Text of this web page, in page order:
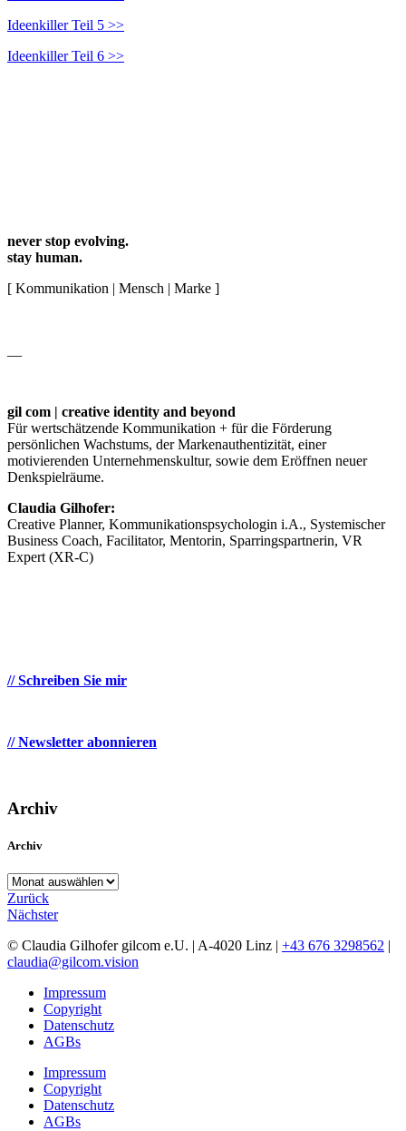
Ideenkiller Teil 5 >>
Ideenkiller Teil 6 >>
never stop evolving.
stay human.
[ Kommunikation | Mensch | Marke ]
gil com | creative identity and beyond
Für wertschätzende Kommunikation + für die Förderung
persönlichen Wachstums, der Markenauthentizität, einer
motivierenden Unternehmenskultur, sowie dem Eröffnen neuer
Denkspielräume.
Claudia Gilhofer:
Creative Planner, Kommunikationspsychologin i.A., Systemischer
Business Coach, Facilitator, Mentorin, Sparringspartnerin, VR
Expert (XR-C)
// Schreiben Sie mir
// Newsletter abonnieren
Archiv
Archiv
Archiv
Zurück
Nächster
© Claudia Gilhofer gilcom e.U. | A-4020 Linz | +43 676 3298562 |
claudia@gilcom.vision
Impressum
Copyright
Datenschutz
AGBs
Impressum
Copyright
Datenschutz
AGBs